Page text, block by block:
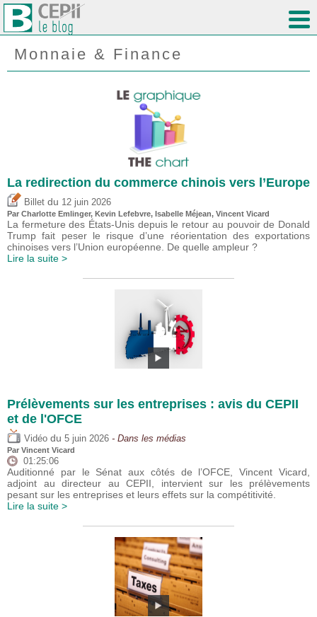
Monnaie & Finance
La redirection du commerce chinois vers l’Europe
Billet du 12 juin 2026
Par Charlotte Emlinger, Kevin Lefebvre, Isabelle Méjean, Vincent Vicard
La fermeture des États-Unis depuis le retour au pouvoir de Donald
Trump fait peser le risque d’une réorientation des exportations
chinoises vers l’Union européenne. De quelle ampleur ?
Lire la suite >
Prélèvements sur les entreprises : avis du CEPII
et de l'OFCE
Vidéo du 5 juin 2026 - Dans les médias
Par Vincent Vicard
01:25:06
Auditionné par le Sénat aux côtés de l’OFCE, Vincent Vicard,
adjoint au directeur au CEPII, intervient sur les prélèvements
pesant sur les entreprises et leurs effets sur la compétitivité.
Lire la suite >